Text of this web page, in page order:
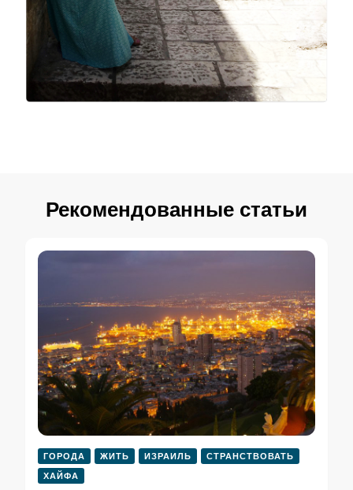
Рекомендованные статьи
ГОРОДА ЖИТЬ ИЗРАИЛЬ СТРАНСТВОВАТЬ
ХАЙФА